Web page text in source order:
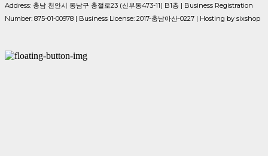
Address: 충남 천안시 동남구 충절로23 (신부동473-11) B1층 | Business Registration
Number: 875-01-00978 | Business License: 2017-충남아산-0227 | Hosting by sixshop